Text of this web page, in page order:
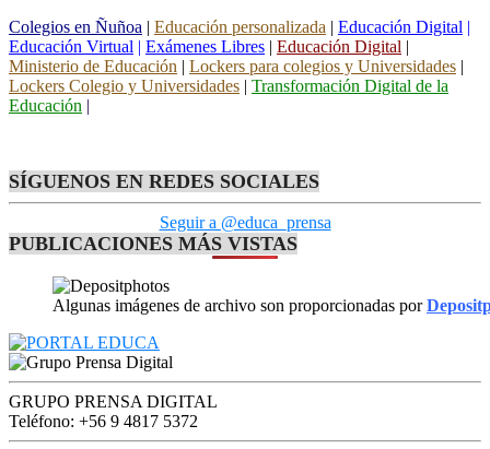
Colegios en Ñuñoa | Educación personalizada | Educación Digital |
Educación Virtual | Exámenes Libres | Educación Digital |
Ministerio de Educación | Lockers para colegios y Universidades |
Lockers Colegio y Universidades | Transformación Digital de la
Educación |
SÍGUENOS EN REDES SOCIALES
Seguir a @educa_prensa
PUBLICACIONES MÁS VISTAS
Algunas imágenes de archivo son proporcionadas por
GRUPO PRENSA DIGITAL
Teléfono: +56 9 4817 5372